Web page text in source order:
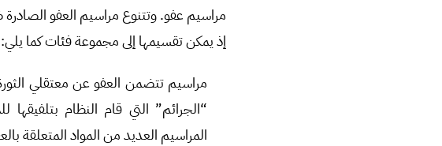
مراسيم عفو. وتتنوع مراسيم العفو
إذ يمكن تقسيمها إلى مجموعة فئات كما يلي:
“الجرائم” التي قام النظام
المراسيم العديد من المواد المتعلقة